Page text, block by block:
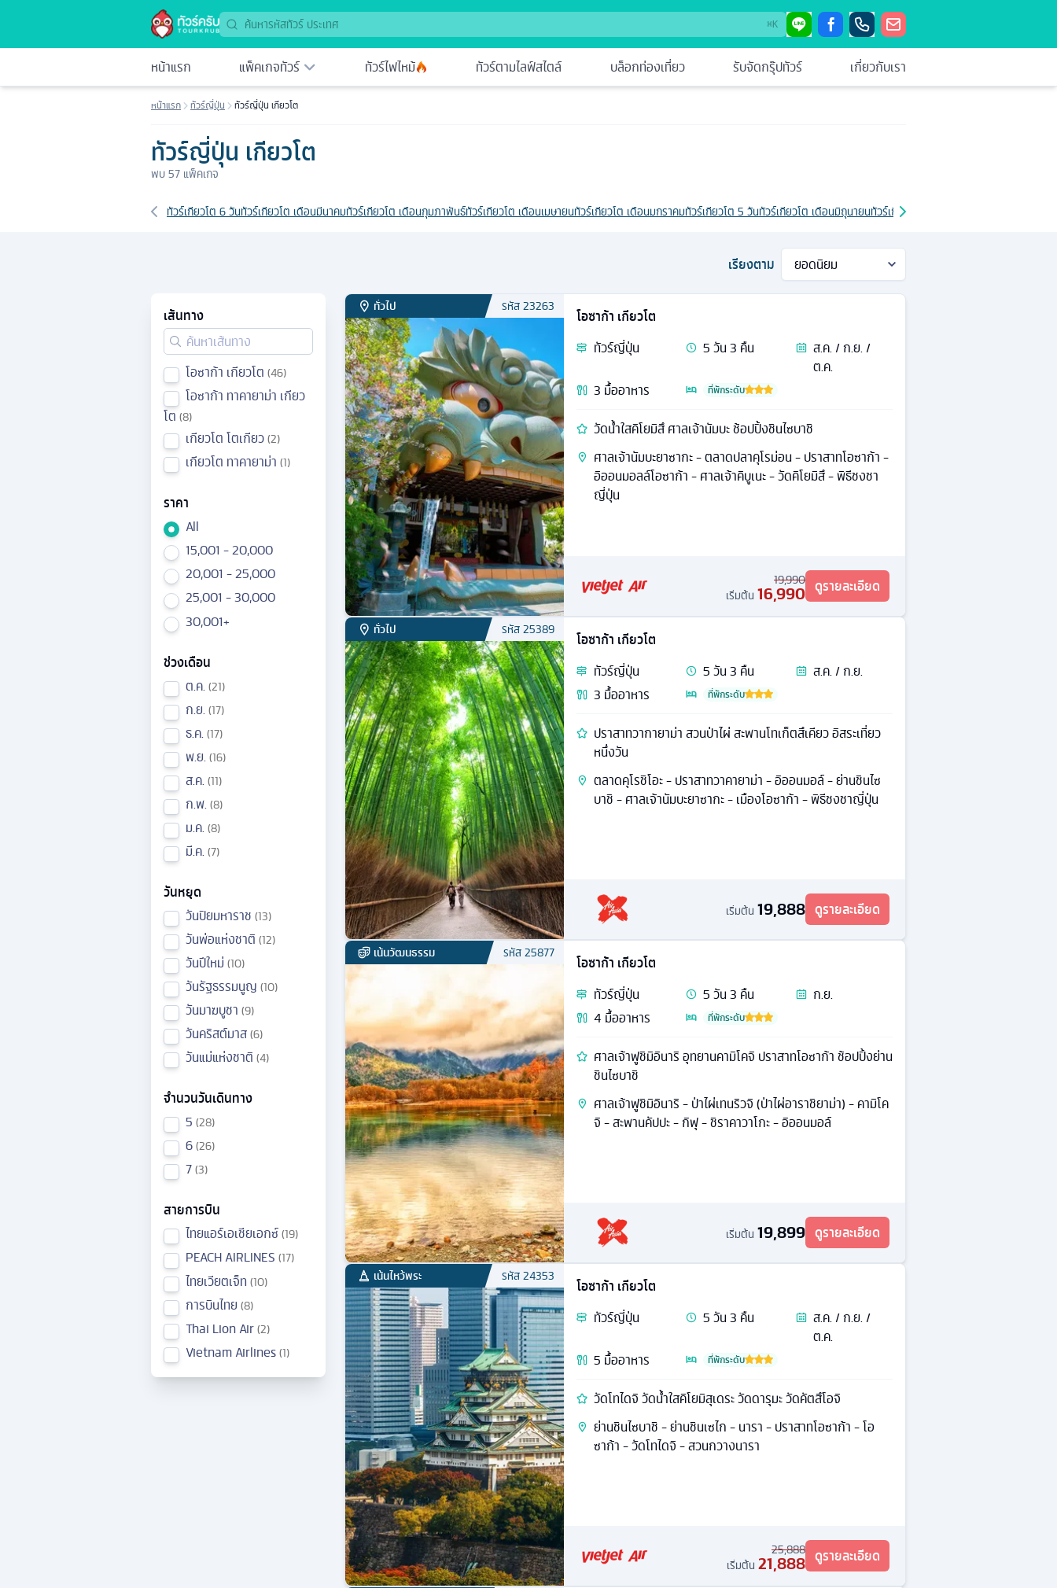
⌘K
หน้าแรก แพ็คเกจทัวร์ ทัวร์ไฟไหม้ ทัวร์ตามไลฟ์สไตล์ บล็อกท่องเที่ยว รับจัดกรุ๊ปทัวร์ เกี่ยวกับเรา
หน้าแรก ทัวร์ญี่ปุ่น ทัวร์ญี่ปุ่น เกียวโต
ทัวร์ญี่ปุ่น เกียวโต
พบ57 แพ็คเกจ
เส้นทางที่เกี่ยวข้อง
ทัวร์เกียวโต 6 วันทัวร์เกียวโต เดือนมีนาคมทัวร์เกียวโต เดือนกุมภาพันธ์ทัวร์เกียวโต เดือนเมษายนทัวร์เกียวโต เดือนมกราคมทัวร์เกียวโต 5 วันทัวร์เกียวโต เดือนมิถุนายนทัวร์เกียวโต เดือนพฤษภาคม
เรียงตาม
เส้นทาง
โอซาก้า เกียวโต 46
โอซาก้า ทาคายาม่า เกียว
โต 8
เกียวโต โตเกียว 2
เกียวโต ทาคายาม่า 1
ราคา
All
15,001 - 20,000
20,001 - 25,000
25,001 - 30,000
30,001+
ช่วงเดือน
ต.ค. 21
ก.ย. 17
ธ.ค. 17
พ.ย. 16
ส.ค. 11
ก.พ. 8
ม.ค. 8
มี.ค. 7
วันหยุด
วันปิยมหาราช 13
วันพ่อแห่งชาติ 12
วันปีใหม่ 10
วันรัฐธรรมนูญ 10
วันมาฆบูชา 9
วันคริสต์มาส 6
วันแม่แห่งชาติ 4
จำนวนวันเดินทาง
5 28
6 26
7 3
สายการบิน
ไทยแอร์เอเชียเอกซ์ 19
PEACH AIRLINES 17
ไทยเวียตเจ็ท 10
การบินไทย 8
Thai Lion Air 2
Vietnam Airlines 1
ทั่วไป รหัส23263
โอซาก้า เกียวโต
ทัวร์ญี่ปุ่น 5วัน3 คืน
ส.ค. / ก.ย. /
ต.ค.
3 มื้ออาหาร ที่พักระดับ
วัดน้ำใสคิโยมิสึ ศาลเจ้านัมบะ ช้อปปิ้งชินไซบาชิ
ศาลเจ้านัมบะยาซากะ - ตลาดปลาคุโรม่อน - ปราสาทโอซาก้า -
อิออนมอลล์โอซาก้า - ศาลเจ้าคิบูเนะ - วัดคิโยมิสึ - พิธีชงชา
ญี่ปุ่น
19,990
เริ่มต้น 16,990 ดูรายละเอียด
ทั่วไป รหัส25389
โอซาก้า เกียวโต
ทัวร์ญี่ปุ่น 5วัน3 คืน
ส.ค. / ก.ย.
3 มื้ออาหาร ที่พักระดับ
ปราสาทวากายาม่า สวนป่าไผ่ สะพานโทเก็ตสึเคียว อิสระเที่ยว
หนึ่งวัน
ตลาดคุโรชิโอะ - ปราสาทวาคายาม่า - อิออนมอล์ - ย่านชินไซ
บาชิ - ศาลเจ้านัมบะยาซากะ - เมืองโอซาก้า - พิธีชงชาญี่ปุ่น
เริ่มต้น 19,888 ดูรายละเอียด
เน้นวัฒนธรรม รหัส25877
โอซาก้า เกียวโต
ทัวร์ญี่ปุ่น 5วัน3 คืน
ก.ย.
4 มื้ออาหาร ที่พักระดับ
ศาลเจ้าฟูชิมิอินาริ อุทยานคามิโคจิ ปราสาทโอซาก้า ช้อปปิ้งย่าน
ชินไซบาชิ
ศาลเจ้าฟูชิมิอินาริ - ป่าไผ่เทนริวจิ (ป่าไผ่อาราชิยาม่า) - คามิโค
จิ - สะพานคัปปะ - กิฟุ - ชิราคาวาโกะ - อิออนมอล์
เริ่มต้น 19,899 ดูรายละเอียด
เน้นไหว้พระ รหัส24353
โอซาก้า เกียวโต
ทัวร์ญี่ปุ่น 5วัน3 คืน
ส.ค. / ก.ย. /
ต.ค.
5 มื้ออาหาร ที่พักระดับ
วัดโทไดจิ วัดน้ำใสคิโยมิสุเดระ วัดดารุมะ วัดคัตสึโอจิ
ย่านชินไซบาชิ - ย่านชินเซไก - นารา - ปราสาทโอซาก้า - โอ
ซาก้า - วัดโทไดจิ - สวนกวางนารา
25,888
เริ่มต้น 21,888 ดูรายละเอียด